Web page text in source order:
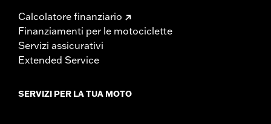
Calcolatore finanziario
Finanziamenti per le motociclette
Servizi assicurativi
Extended Service
SERVIZI PER LA TUA MOTO